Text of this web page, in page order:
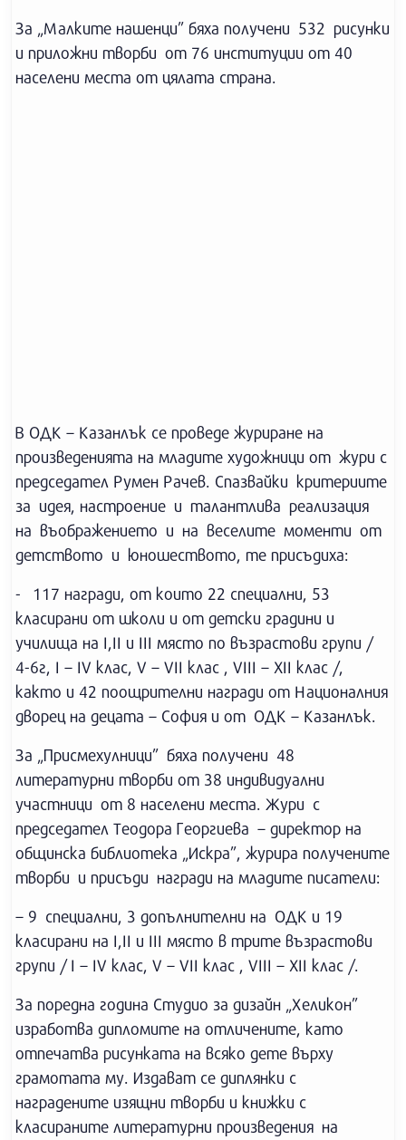
За „Малките нашенци” бяха получени 532 рисунки
и приложни творби от 76 институции от 40
населени места от цялата страна.
В ОДК – Казанлък се проведе журиране на
произведенията на младите художници от жури с
председател Румен Рачев. Спазвайки критериите
за идея, настроение и талантлива реализация
на въображението и на веселите моменти от
детството и юношеството, те присъдиха:
- 117 награди, от които 22 специални, 53
класирани от школи и от детски градини и
училища на І,ІІ и ІІІ място по възрастови групи /
4-6г, I – IV клас, V – VII клас , VIII – XII клас /,
както и 42 поощрителни награди от Националния
дворец на децата – София и от ОДК – Казанлък.
За „Присмехулници” бяха получени 48
литературни творби от 38 индивидуални
участници от 8 населени места. Жури с
председател Теодора Георгиева – директор на
общинска библиотека „Искра”, журира получените
творби и присъди награди на младите писатели:
– 9 специални, 3 допълнителни на ОДК и 19
класирани на І,ІІ и ІІІ място в трите възрастови
групи / I – IV клас, V – VII клас , VIII – XII клас /.
За поредна година Студио за дизайн „Хеликон”
изработва дипломите на отличените, като
отпечатва рисунката на всяко дете върху
грамотата му. Издават се диплянки с
наградените изящни творби и книжки с
класираните литературни произведения на